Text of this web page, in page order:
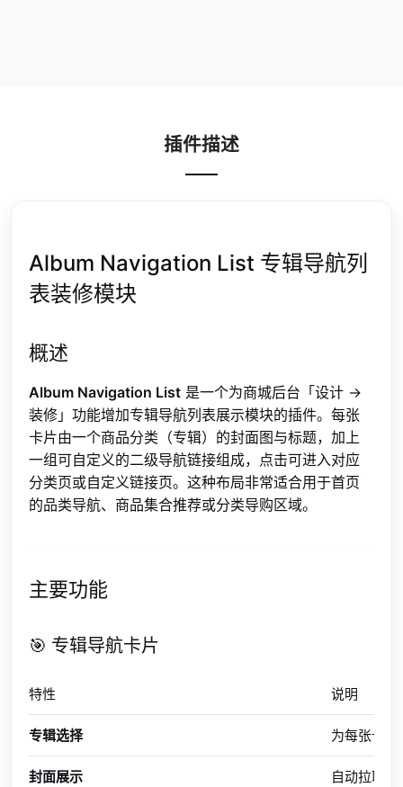
插件描述
Album Navigation List 专辑导航列
表装修模块
概述
Album Navigation List 是一个为商城后台「设计 →
装修」功能增加专辑导航列表展示模块的插件。每张
卡片由一个商品分类（专辑）的封面图与标题，加上
一组可自定义的二级导航链接组成，点击可进入对应
分类页或自定义链接页。这种布局非常适合用于首页
的品类导航、商品集合推荐或分类导购区域。
主要功能
🎯 专辑导航卡片
特性 说明
专辑选择 为每张卡
封面展示 自动拉取